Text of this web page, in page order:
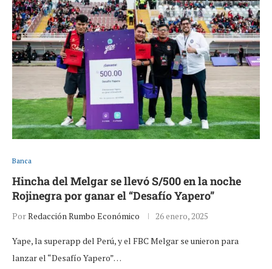
Banca
Hincha del Melgar se llevó S/500 en la noche
Rojinegra por ganar el “Desafío Yapero”
PorRedacción Rumbo Económico 26 enero, 2025
Yape, la superapp del Perú, y el FBC Melgar se unieron para
lanzar el “Desafío Yapero”…